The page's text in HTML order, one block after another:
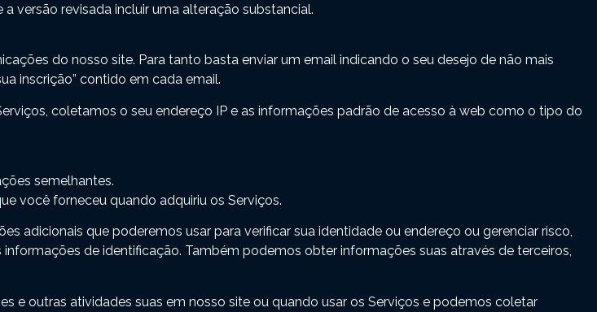
versão revisada incluir uma alteração substancial.
do nosso site. Para tanto basta enviar um email indicando o seu desejo de não mais
inscrição” contido em cada email.
coletamos o seu endereço IP e as informações padrão de acesso à web como o tipo do
semelhantes.
você forneceu quando adquiriu os Serviços.
adicionais que poderemos usar para verificar sua identidade ou endereço ou gerenciar risco,
de identificação. Também podemos obter informações suas através de terceiros,
e outras atividades suas em nosso site ou quando usar os Serviços e podemos coletar